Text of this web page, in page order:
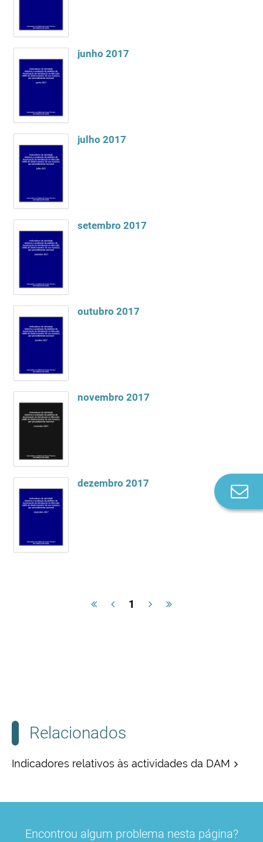
junho 2017
julho 2017
setembro 2017
outubro 2017
novembro 2017
dezembro 2017
1
Relacionados
Indicadores relativos às actividades da DAM
Encontrou algum problema nesta página?